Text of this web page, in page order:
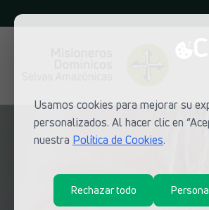
Usamos cookies para mejorar su
personalizados. Al hacer clic en
nuestra Política de Cookies.
Rechazar todo